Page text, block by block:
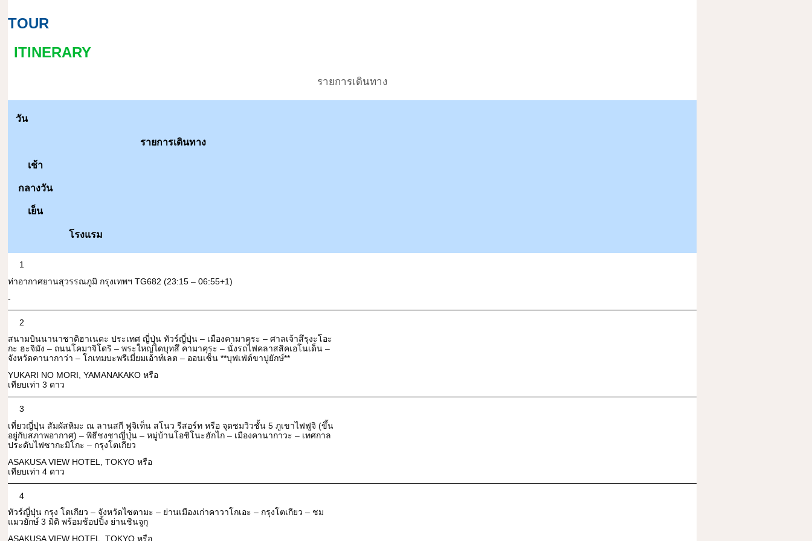
TOUR
ITINERARY
รายการเดินทาง
วัน
รายการเดินทาง
เช้า
กลางวัน
เย็น
โรงแรม
1
ท่าอากาศยานสุวรรณภูมิ กรุงเทพฯ TG682 (23:15 – 06:55+1)
-
2
สนามบินนานาชาติฮาเนดะ ประเทศ ญี่ปุ่น ทัวร์ญี่ปุ่น – เมืองคามาคุระ – ศาลเจ้าสึรุงะโอะ
กะ ฮะจิมัง – ถนนโคมาจิโดริ – พระใหญ่ไดบุทสึ คามาคุระ – นั่งรถไฟคลาสสิคเอโนเด็น –
จังหวัดคานากาว่า – โกเทมบะพรีเมี่ยมเอ้าท์เลต – ออนเซ็น **บุฟเฟ่ต์ขาปูยักษ์**
YUKARI NO MORI, YAMANAKAKO หรือ
เทียบเท่า 3 ดาว
3
เที่ยวญี่ปุ่น สัมผัสหิมะ ณ ลานสกี ฟูจิเท็น สโนว รีสอร์ท หรือ จุดชมวิวชั้น 5 ภูเขาไฟฟูจิ (ขึ้น
อยู่กับสภาพอากาศ) – พิธีชงชาญี่ปุ่น – หมู่บ้านโอชิโนะฮักไก – เมืองคานากาวะ – เทศกาล
ประดับไฟซากะมิโกะ – กรุงโตเกียว
ASAKUSA VIEW HOTEL, TOKYO หรือ
เทียบเท่า 4 ดาว
4
ทัวร์ญี่ปุ่น กรุง โตเกียว – จังหวัดไซตามะ – ย่านเมืองเก่าคาวาโกเอะ – กรุงโตเกียว – ชม
แมวยักษ์ 3 มิติ พร้อมช้อปปิ้ง ย่านชินจูกุ
ASAKUSA VIEW HOTEL, TOKYO หรือ